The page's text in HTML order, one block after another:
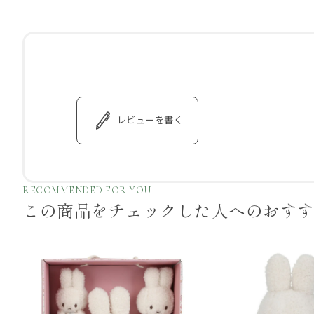
レビューを書く
RECOMMENDED FOR YOU
この商品をチェックした 人へのおす